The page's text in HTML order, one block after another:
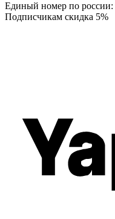
Единый номер по россии:
Подписчикам скидка 5%